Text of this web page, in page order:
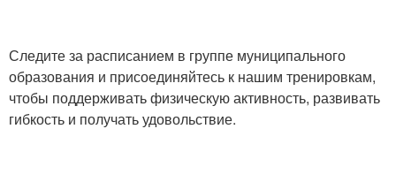
Следите за расписанием в группе муниципального
образования и присоединяйтесь к нашим тренировкам,
чтобы поддерживать физическую активность, развивать
гибкость и получать удовольствие.